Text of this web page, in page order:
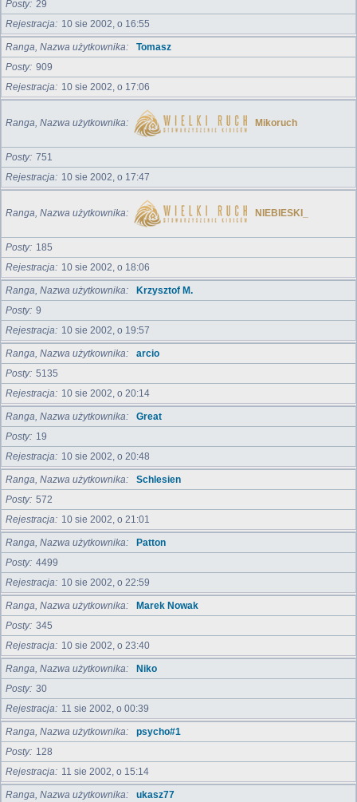
Posty 29
Rejestracja
10 sie 2002, o 16:55
Ranga, Nazwa użytkownika
Tomasz
Posty 909
Rejestracja
10 sie 2002, o 17:06
Ranga, Nazwa użytkownika Mikoruch
Posty 751
Rejestracja
10 sie 2002, o 17:47
Ranga, Nazwa użytkownika NIEBIESKI_
Posty
185
Rejestracja
10 sie 2002, o 18:06
Ranga, Nazwa użytkownika
Krzysztof M.
Posty 9
Rejestracja
10 sie 2002, o 19:57
Ranga, Nazwa użytkownika
arcio
Posty 5135
Rejestracja
10 sie 2002, o 20:14
Ranga, Nazwa użytkownika
Great
Posty
19
Rejestracja
10 sie 2002, o 20:48
Ranga, Nazwa użytkownika
Schlesien
Posty 572
Rejestracja
10 sie 2002, o 21:01
Ranga, Nazwa użytkownika
Patton
Posty 4499
Rejestracja
10 sie 2002, o 22:59
Ranga, Nazwa użytkownika
Marek Nowak
Posty 345
Rejestracja
10 sie 2002, o 23:40
Ranga, Nazwa użytkownika
Niko
Posty 30
Rejestracja
11 sie 2002, o 00:39
Ranga, Nazwa użytkownika
psycho#1
Posty
128
Rejestracja
11 sie 2002, o 15:14
Ranga, Nazwa użytkownika
ukasz77